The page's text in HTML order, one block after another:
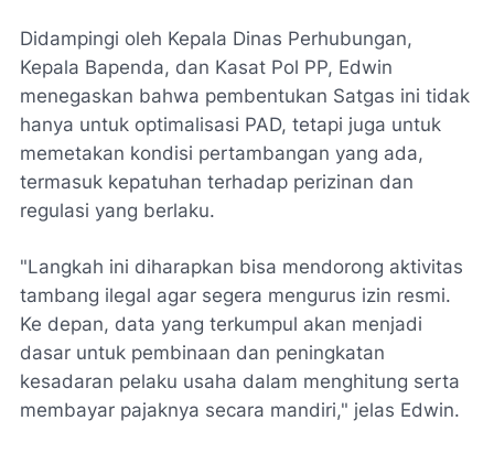
Didampingi oleh Kepala Dinas Perhubungan,
Kepala Bapenda, dan Kasat Pol PP, Edwin
menegaskan bahwa pembentukan Satgas ini tidak
hanya untuk optimalisasi PAD, tetapi juga untuk
memetakan kondisi pertambangan yang ada,
termasuk kepatuhan terhadap perizinan dan
regulasi yang berlaku.
"Langkah ini diharapkan bisa mendorong aktivitas
tambang ilegal agar segera mengurus izin resmi.
Ke depan, data yang terkumpul akan menjadi
dasar untuk pembinaan dan peningkatan
kesadaran pelaku usaha dalam menghitung serta
membayar pajaknya secara mandiri," jelas Edwin.